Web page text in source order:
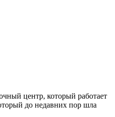
центр, который работает
до недавних пор шла